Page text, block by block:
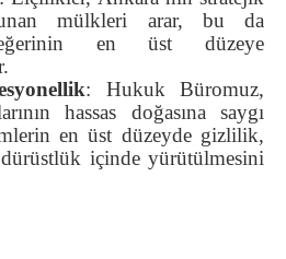
mülkleri arar, bu da
en üst düzeye
: Hukuk Büromuz,
hassas doğasına saygı
en üst düzeyde gizlilik,
içinde yürütülmesini